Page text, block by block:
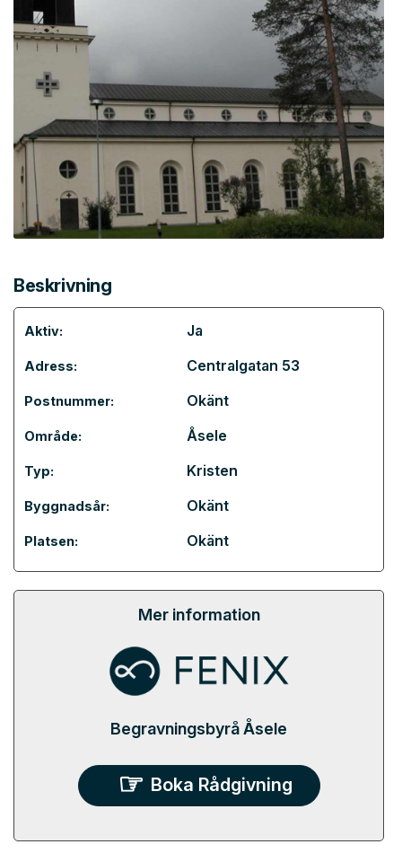
Beskrivning
Aktiv: Ja
Adress: Centralgatan 53
Postnummer: Okänt
Område: Åsele
Typ: Kristen
Byggnadsår: Okänt
Platsen: Okänt
Mer information
Begravningsbyrå Åsele
Boka Rådgivning